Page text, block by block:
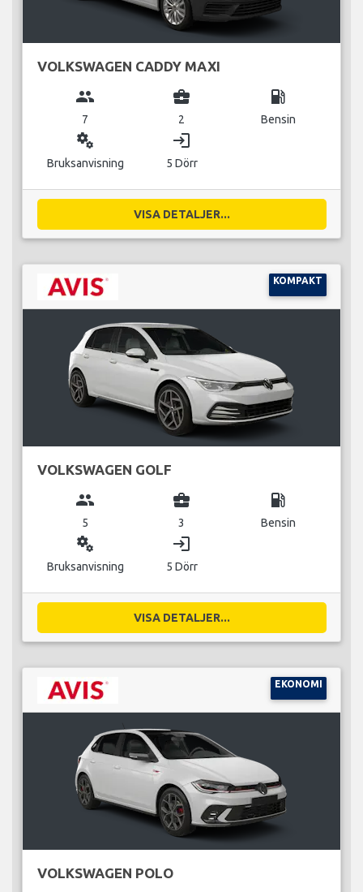
VOLKSWAGEN CADDY MAXI
group
7
business_center
2
local_gas_station
Bensin
miscellaneous_services
Bruksanvisning
login
5 Dörr
VISA DETALJER...
KOMPAKT
VOLKSWAGEN GOLF
group
5
business_center
3
local_gas_station
Bensin
miscellaneous_services
Bruksanvisning
login
5 Dörr
VISA DETALJER...
EKONOMI
VOLKSWAGEN POLO